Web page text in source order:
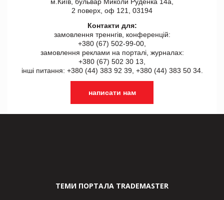
2 поверх, оф 121, 03194
Контакти для:
замовлення треннгів, конференцій:
+380 (67) 502-99-00,
замовлення реклами на порталі, журналах:
+380 (67) 502 30 13,
інші питання: +380 (44) 383 92 39, +380 (44) 383 50 34.
написати нам
ТЕМИ ПОРТАЛА TRADEMASTER